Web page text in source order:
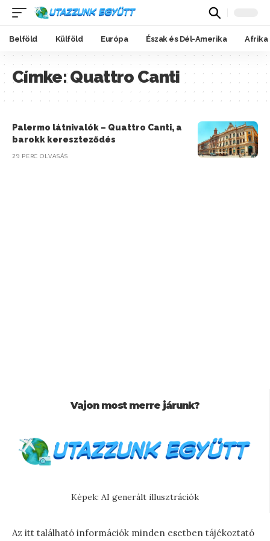
Belföld Külföld Európa Észak és Dél-Amerika Afrika
Címke:Quattro Canti
Palermo látnivalók – Quattro Canti, a
barokk kereszteződés
29 PERC OLVASÁS
Vajon most merre járunk?
Képek: AI generált illusztrációk
Az itt található információk minden esetben tájékoztató